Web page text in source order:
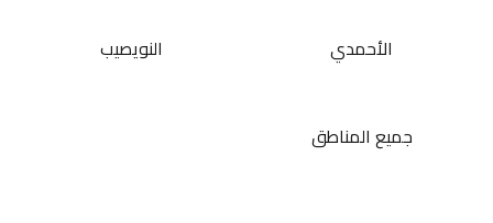
الأحمدي النويصيب
جميع المناطق